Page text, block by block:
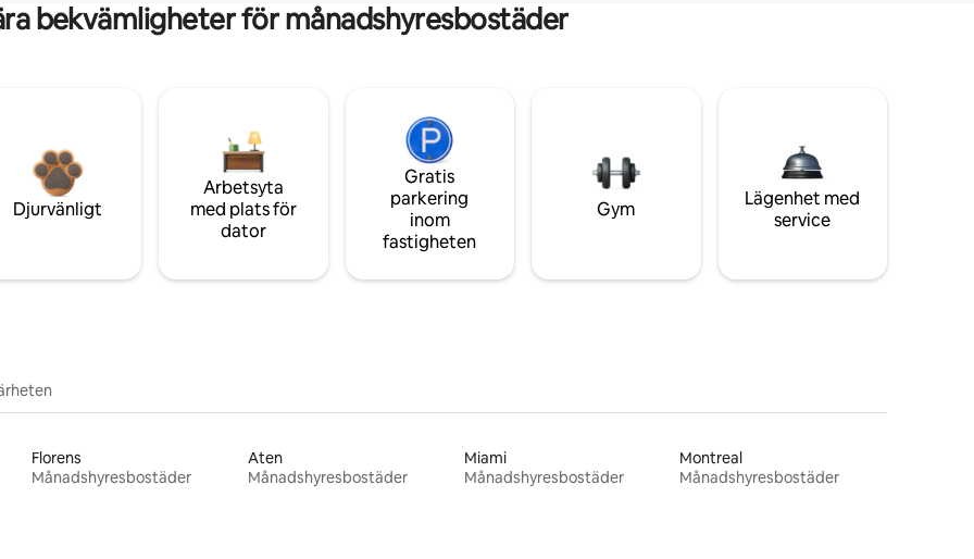
bekvämligheter för månadshyresbostäder
Djurvänligt
Arbetsyta
med plats för
dator
Gratis
parkering
inom
fastigheten
Gym
Lägenhet med
service
Florens
Månadshyresbostäder
Aten
Månadshyresbostäder
Miami
Månadshyresbostäder
Montreal
Månadshyresbostäder